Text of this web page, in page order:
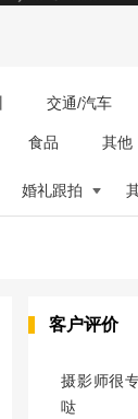
交通/汽车
食品 其他
婚礼跟拍
客户评价
摄影师很
哒